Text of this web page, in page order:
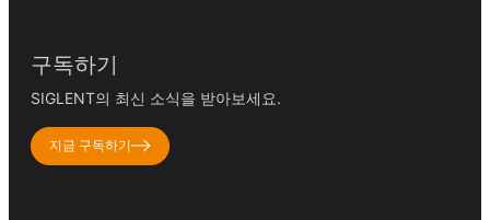
구독하기
SIGLENT의 최신 소식을 받아보세요.
지금 구독하기